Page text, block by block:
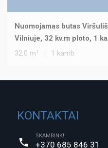
Nuomojamas butas
Vilniuje, 32 kv.m ploto, 1
32.0 m²
1 kamb.
KONTAKTAI
SKAMBINK!
+370 685 846 31